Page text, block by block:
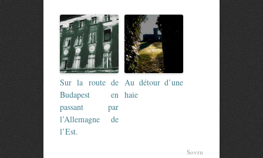
Sur la route de
Budapest en
passant par
l’Allemagne de
l’Est.
Au détour d’une
haie
Sovrn